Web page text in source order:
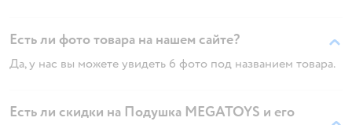
Есть ли фото товара на нашем сайте?
Да, у нас вы можете увидеть 6 фото под названием товара.
Есть ли скидки на Подушка MEGATOYS и его